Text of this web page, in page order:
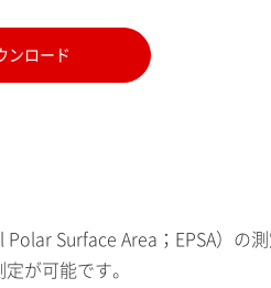
ンロード
Surface Area；EPSA）の
が可能です。